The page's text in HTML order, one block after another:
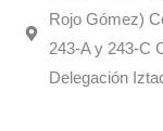
Rojo Gómez)
243-A y 243-C
Delegación